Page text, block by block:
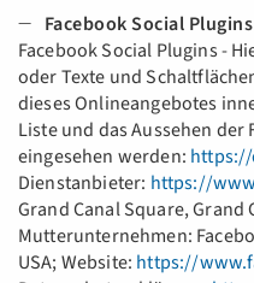
Facebook Social Plugins
Facebook Social Plugins -
oder Texte und
dieses Onlineangebotes
Liste und das Aussehen
eingesehen werden:
Dienstanbieter: https://
Grand Canal Square,
Mutterunternehmen:
USA; Website: https://